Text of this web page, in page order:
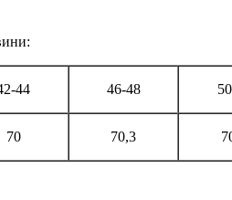
44 46-48
70 70,3